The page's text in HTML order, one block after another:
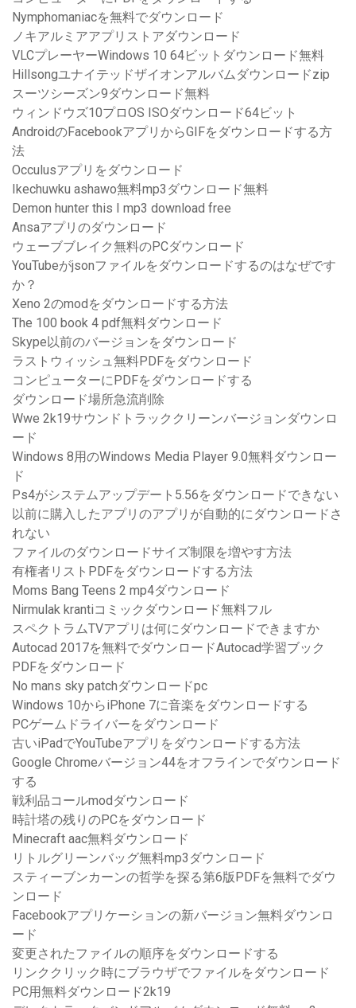
Nymphomaniacを無料でダウンロード
ノキアルミアアプリストアダウンロード
VLCプレーヤーWindows 10 64ビットダウンロード無料
Hillsongユナイテッドザイオンアルバムダウンロードzip
スーツシーズン9ダウンロード無料
ウィンドウズ10プロOS ISOダウンロード64ビット
AndroidのFacebookアプリからGIFをダウンロードする方
法
Occulusアプリをダウンロード
Ikechuwku ashawo無料mp3ダウンロード無料
Demon hunter this I mp3 download free
Ansaアプリのダウンロード
ウェーブブレイク無料のPCダウンロード
YouTubeがjsonファイルをダウンロードするのはなぜです
か？
Xeno 2のmodをダウンロードする方法
The 100 book 4 pdf無料ダウンロード
Skype以前のバージョンをダウンロード
ラストウィッシュ無料PDFをダウンロード
コンピューターにPDFをダウンロードする
ダウンロード場所急流削除
Wwe 2k19サウンドトラッククリーンバージョンダウンロ
ード
Windows 8用のWindows Media Player 9.0無料ダウンロー
ド
Ps4がシステムアップデート5.56をダウンロードできない
以前に購入したアプリのアプリが自動的にダウンロードさ
れない
ファイルのダウンロードサイズ制限を増やす方法
有権者リストPDFをダウンロードする方法
Moms Bang Teens 2 mp4ダウンロード
Nirmulak krantiコミックダウンロード無料フル
スペクトラムTVアプリは何にダウンロードできますか
Autocad 2017を無料でダウンロードAutocad学習ブック
PDFをダウンロード
No mans sky patchダウンロードpc
Windows 10からiPhone 7に音楽をダウンロードする
PCゲームドライバーをダウンロード
古いiPadでYouTubeアプリをダウンロードする方法
Google Chromeバージョン44をオフラインでダウンロード
する
戦利品コールmodダウンロード
時計塔の残りのPCをダウンロード
Minecraft aac無料ダウンロード
リトルグリーンバッグ無料mp3ダウンロード
スティーブンカーンの哲学を探る第6版PDFを無料でダウ
ンロード
Facebookアプリケーションの新バージョン無料ダウンロ
ード
変更されたファイルの順序をダウンロードする
リンククリック時にブラウザでファイルをダウンロード
PC用無料ダウンロード2k19